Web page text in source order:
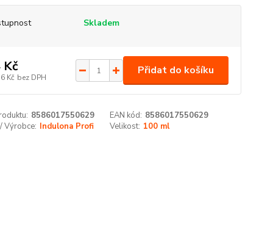
Skladem
Kč
Kč bez DPH
Přidat do košíku
8586017550629 EAN kód: 8586017550629
Výrobce: Indulona Profi Velikost: 100 ml